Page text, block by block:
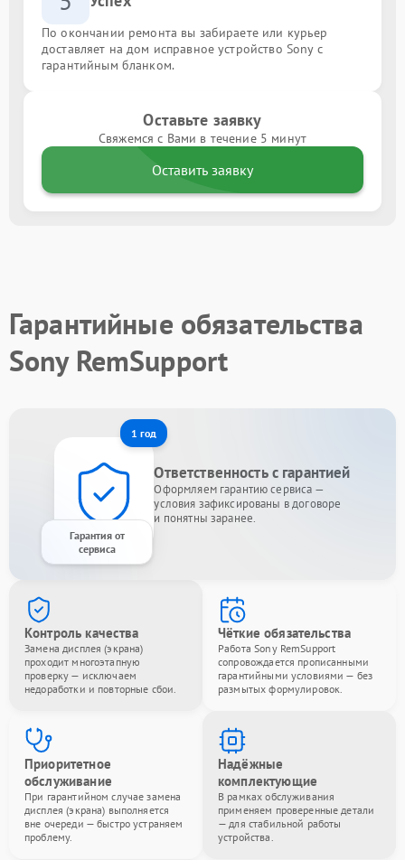
По окончании ремонта вы забираете или курьер
доставляет на дом исправное устройство Sony с
гарантийным бланком.
Оставьте заявку
Свяжемся с Вами в течение 5 минут
Оставить заявку
Гарантийные обязательства
Sony RemSupport
1 год
Гарантия от
сервиса
Ответственность с гарантией
Оформляем гарантию сервиса —
условия зафиксированы в договоре
и понятны заранее.
Контроль качества
Замена дисплея (экрана)
проходит многоэтапную
проверку — исключаем
недоработки и повторные сбои.
Чёткие обязательства
Работа Sony RemSupport
сопровождается прописанными
гарантийными условиями — без
размытых формулировок.
Приоритетное
обслуживание
При гарантийном случае замена
дисплея (экрана) выполняется
вне очереди — быстро устраняем
проблему.
Надёжные
комплектующие
В рамках обслуживания
применяем проверенные детали
— для стабильной работы
устройства.